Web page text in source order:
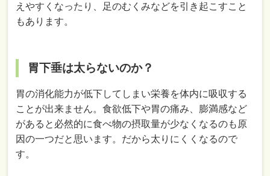
えやすくなったり、足のむくみなどを引き起こすこと
もあります。
胃下垂は太らないのか？
胃の消化能力が低下してしまい栄養を体内に吸収する
ことが出来ません。食欲低下や胃の痛み、膨満感など
があると必然的に食べ物の摂取量が少なくなるのも原
因の一つだと思います。だから太りにくくなるので
す。